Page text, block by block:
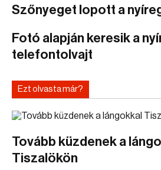
Szőnyeget lopott a
Fotó alapján keresik a
telefontolvajt
Ezt olvasta már?
Tovább küzdenek a
Tiszalökön